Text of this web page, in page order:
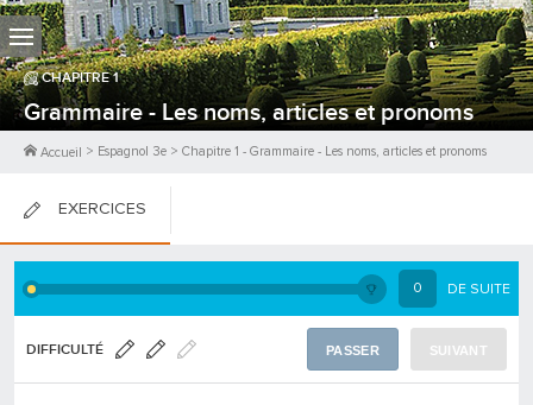
CHAPITRE1
Grammaire - Les noms, articles et pronoms
Accueil > Espagnol 3e > Chapitre 1 - Grammaire - Les noms, articles et pronoms
EXERCICES
FICHES DE COURS 0 DE SUITE
DIFFICULTÉ PASSER SUIVANT